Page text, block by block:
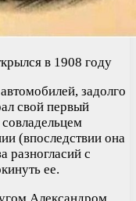
в 1908 году
задолго
свой первый
(впоследствии она
разногласий с
ее.